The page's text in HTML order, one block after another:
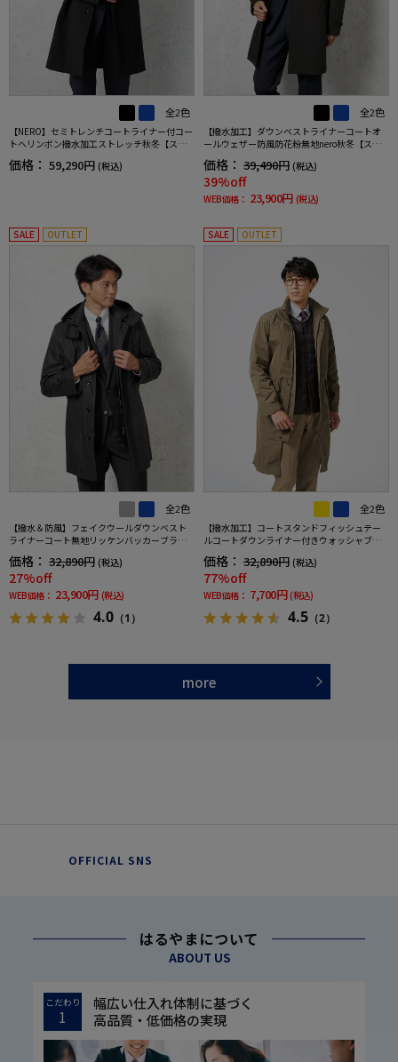
全2色
【NERO】セミトレンチコートライナー付コー
トヘリンボン撥水加工ストレッチ秋冬【スリ
価格： 59,290円 (税込)
全2色
【撥水加工】ダウンベストライナーコートオ
ールウェザー防風防花粉無地nero秋冬【スリ
価格： 39,490円 (税込)
39%off
WEB価格： 23,900円 (税込)
SALE OUTLET
全2色
【撥水＆防風】フェイクウールダウンベスト
ライナーコート無地リッケンバッカーブラッ
価格： 32,890円 (税込)
27%off
WEB価格： 23,900円 (税込)
4.0 （1）
SALE OUTLET
全2色
【撥水加工】コートスタンドフィッシュテー
ルコートダウンライナー付きウォッシャブル
価格： 32,890円 (税込)
77%off
WEB価格： 7,700円 (税込)
4.5 （2）
more
OFFICIAL SNS
はるやまについて
ABOUT US
こだわり
1
幅広い仕入れ体制に基づく
高品質・低価格の実現